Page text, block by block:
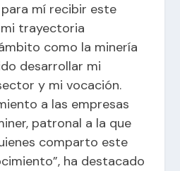
mí recibir este
trayectoria
como la minería
desarrollar mi
y mi vocación.
a las empresas
patronal a la que
comparto este
ha destacado